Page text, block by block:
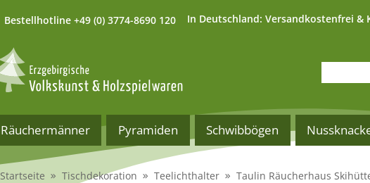
Bestellhotline +49 (0) 3774-8690 120 In Deutschland: Versandkostenfrei &
Räuchermänner Pyramiden Schwibbögen
Startseite Tischdekoration Teelichthalter Taulin Räucherhaus